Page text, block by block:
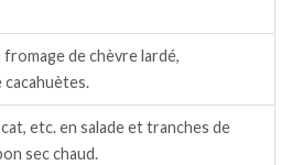
de chèvre lardé,
etc. en salade et tranches de
sec chaud.